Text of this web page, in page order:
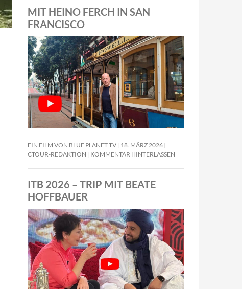
MIT HEINO FERCH IN SAN
FRANCISCO
EIN FILM VON BLUE PLANET TV 18. MÄRZ 2026
CTOUR-REDAKTION
KOMMENTAR HINTERLASSEN
ITB 2026 – TRIP MIT BEATE
HOFFBAUER